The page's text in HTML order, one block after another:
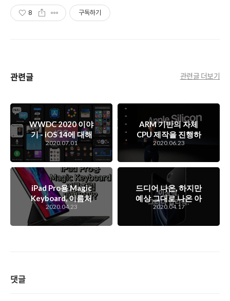
8 구독하기
관련글 관련글 더보기
WWDC 2020 이야
기 - iOS 14에 대해
서
2020.07.01
ARM 기반의 자체
CPU 제작을 진행하
려는 애플의 의도
2020.06.23
iPad Pro용 Magic
Keyboard, 이름처
럼 마법일까?
2020.04.23
드디어 나온, 하지만
예상 그대로 나온 아
이폰 SE, 그리고 아
이폰12에 대한 루머
들..
2020.04.17
댓글